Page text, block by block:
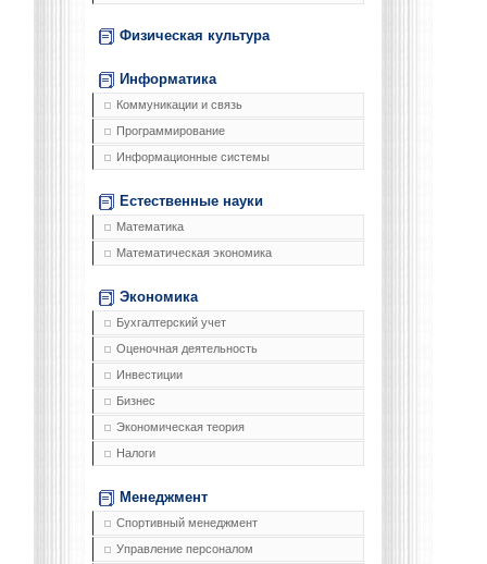
Физическая культура
Информатика
Коммуникации и связь
Программирование
Информационные системы
Естественные науки
Математика
Математическая экономика
Экономика
Бухгалтерский учет
Оценочная деятельность
Инвестиции
Бизнес
Экономическая теория
Налоги
Менеджмент
Спортивный менеджмент
Управление персоналом